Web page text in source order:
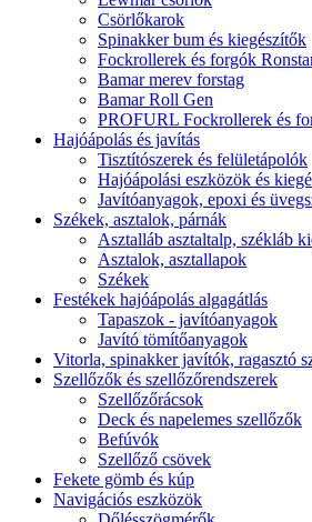
Csörlőkarok
Spinakker bum és kiegészítők
Fockrollerek és forgók
Bamar merev forstag
Bamar Roll Gen
PROFURL Fockrollerek és
Hajóápolás és javítás
Tisztítószerek és felületápolók
Hajóápolási eszközök és
Javítóanyagok, epoxi és
Székek, asztalok, párnák
Asztalláb asztaltalp, székláb
Asztalok, asztallapok
Székek
Festékek hajóápolás algagátlás
Tapaszok - javítóanyagok
Javító tömítőanyagok
Vitorla, spinakker javítók, ragasztó
Szellőzők és szellőzőrendszerek
Szellőzőrácsok
Deck és napelemes szellőzők
Befúvók
Szellőző csövek
Fekete gömb és kúp
Navigációs eszközök